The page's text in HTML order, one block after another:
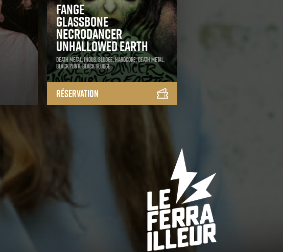
Fange
Glassbone
Necrodancer
Unhallowed Earth
Death Metal, Indus, Sludge, Hardcore, Death Metal,
black punk, Black Sludge
Réservation